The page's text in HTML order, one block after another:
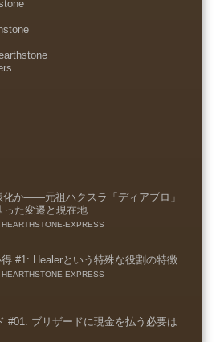
化か――元祖ハクスラ「ディアブロ」
った変遷と現在地
HEARTHSTONE-EXPRESS
#1: Healerという特殊な役割の特徴
HEARTHSTONE-EXPRESS
#01: ブリザードに現金を払う必要は